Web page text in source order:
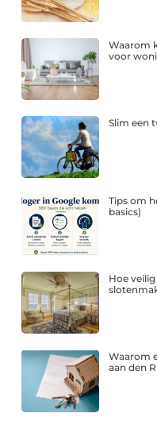
Waarom
voor
Slim een
Tips om
basics)
Hoe
Waarom
aan den